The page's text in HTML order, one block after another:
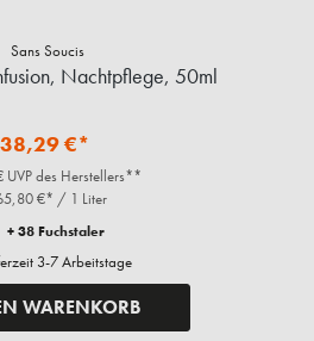
Sans Soucis
Nachtpflege, 50ml
38,29 €*
des Herstellers**
€* / 1 Liter
+ 38 Fuchstaler
3-7 Arbeitstage
WARENKORB